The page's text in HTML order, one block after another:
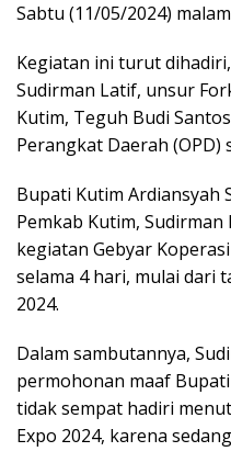
Sabtu (11/05/2024)
Kegiatan ini turut
Sudirman Latif, unsur
Kutim, Teguh Budi
Perangkat Daerah
Bupati Kutim Ardiansyah
Pemkab Kutim,
kegiatan Gebyar
selama 4 hari, mulai dari
2024.
Dalam sambutannya,
permohonan maaf
tidak sempat hadiri
Expo 2024, karena